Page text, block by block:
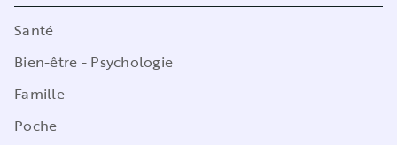
Santé
Bien-être - Psychologie
Famille
Poche